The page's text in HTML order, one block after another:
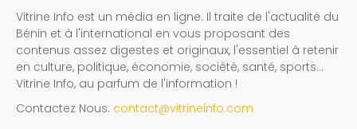
Vitrine Info est un média en ligne. Il traite de l'actualité du
Bénin et à l'international en vous proposant des
contenus assez digestes et originaux, l'essentiel à retenir
en culture, politique, économie, société, santé, sports…
Vitrine Info, au parfum de l'information !
Contactez Nous: contact@vitrineinfo.com